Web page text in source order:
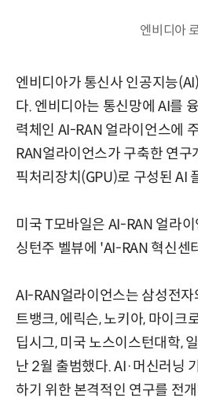
엔비디아
엔비디아가 통신사 인공지능
다. 엔비디아는 통신망에 AI를
력체인 AI-RAN 얼라이언스에
RAN얼라이언스가 구축한 연구
픽처리장치(GPU)로 구성된 AI
미국 T모바일은 AI-RAN 얼라
싱턴주 벨뷰에 'AI-RAN 혁신센
AI-RAN얼라이언스는 삼성전자
트뱅크, 에릭슨, 노키아, 마이크
딥시그, 미국 노스이스턴대학,
난 2월 출범했다. AI·머신러닝
하기 위한 본격적인 연구를 전